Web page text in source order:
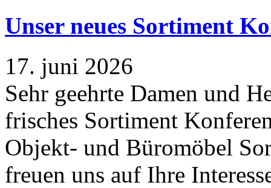
Unser neues Sortiment
17. juni 2026
Sehr geehrte Damen und
frisches Sortiment
Objekt- und Büromöbel
freuen uns auf Ihre